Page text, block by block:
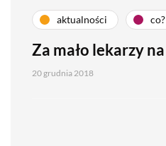
aktualności
Za mało lekarzy
20 grudnia 2018